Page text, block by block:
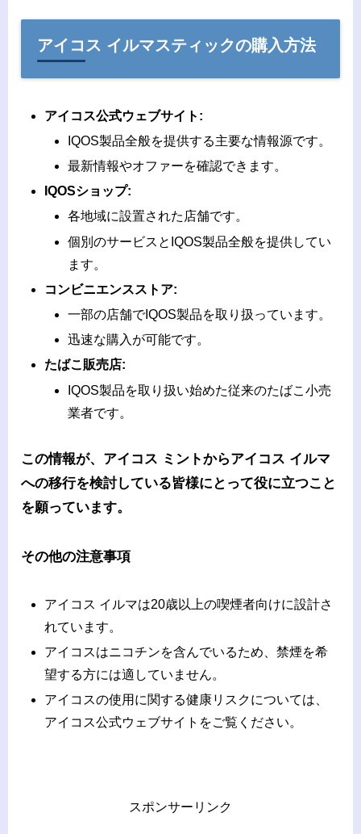
アイコス イルマスティックの購入方法
アイコス公式ウェブサイト:
IQOS製品全般を提供する主要な情報源です。
最新情報やオファーを確認できます。
IQOSショップ:
各地域に設置された店舗です。
個別のサービスとIQOS製品全般を提供してい
ます。
コンビニエンスストア:
一部の店舗でIQOS製品を取り扱っています。
迅速な購入が可能です。
たばこ販売店:
IQOS製品を取り扱い始めた従来のたばこ小売
業者です。
この情報が、アイコス ミントからアイコス イルマ
への移行を検討している皆様にとって役に立つこと
を願っています。
その他の注意事項
アイコス イルマは20歳以上の喫煙者向けに設計さ
れています。
アイコスはニコチンを含んでいるため、禁煙を希
望する方には適していません。
アイコスの使用に関する健康リスクについては、
アイコス公式ウェブサイトをご覧ください。
スポンサーリンク